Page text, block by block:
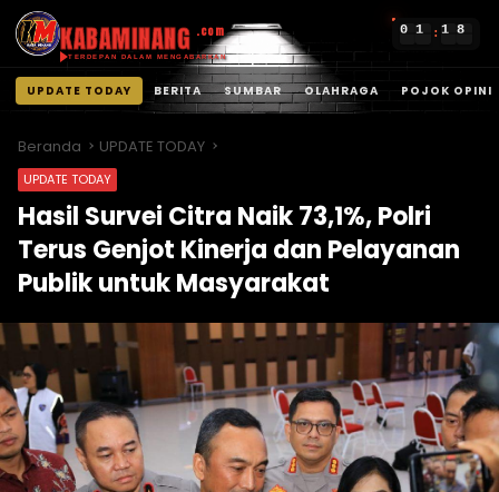
KABAMINANG .com
TERDEPAN DALAM MENGABARKAN
0 1 : 1 8
UPDATE TODAY BERITA SUMBAR OLAHRAGA POJOK OPINI
konten
Beranda UPDATE TODAY
UPDATE TODAY
Hasil Survei Citra Naik 73,1%, Polri
Terus Genjot Kinerja dan Pelayanan
Publik untuk Masyarakat